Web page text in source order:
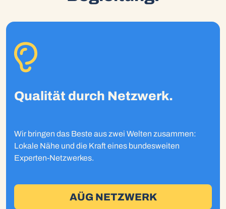
Qualität durch Netzwerk.
Wir bringen das Beste aus zwei Welten zusammen:
Lokale Nähe und die Kraft eines bundesweiten
Experten-Netzwerkes.
AÜG NETZWERK